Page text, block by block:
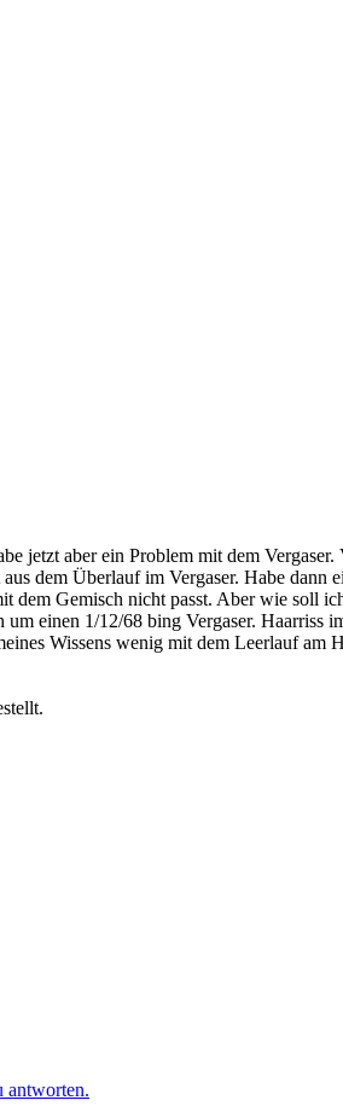
jetzt aber ein Problem mit dem
dem Überlauf im Vergaser. Habe
dem Gemisch nicht passt. Aber wie soll
einen 1/12/68 bing Vergaser.
Wissens wenig mit dem Leerlauf
antworten.